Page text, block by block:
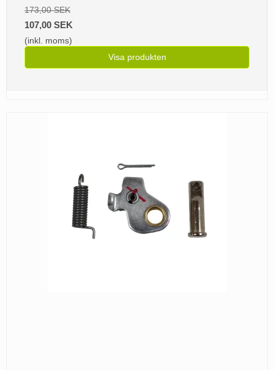
173,00 SEK
107,00 SEK
(inkl. moms)
Visa produkten